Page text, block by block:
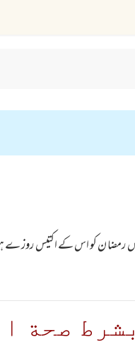
رمضا ن کو اس کے اکتیس روز ے
صحة